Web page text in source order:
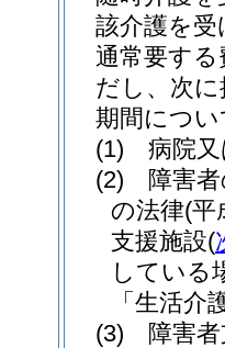
該介護を
通常要す
だし、次
期間につ
(1)
病院
(2)
障害
の法律(平
支援施設(
している
「生活介
(3)
障害